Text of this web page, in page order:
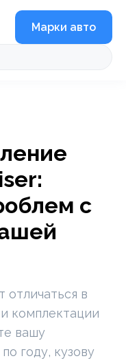
Марки авто
с
отличаться в
комплектации
вашу
году, кузову